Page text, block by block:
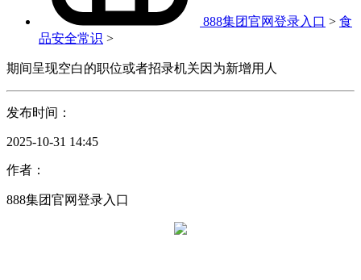
888集团官网登录入口 > 食
品安全常识 >
期间呈现空白的职位或者招录机关因为新增用人
发布时间：
2025-10-31 14:45
作者：
888集团官网登录入口